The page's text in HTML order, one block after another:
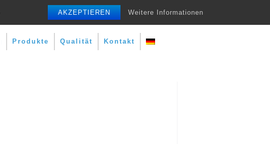
AKZEPTIEREN Weitere Informationen
Produkte Qualität Kontakt